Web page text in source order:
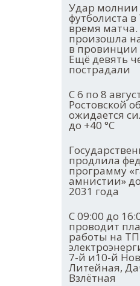
Удар молнии
футболиста
время матча.
произошла
в провинции
Ещё девять
пострадали
С 6 по 8
Ростовской
ожидается
до +40 °С
продлила
программу
амнистии»
2031 года
С 09:00 до
проводит
работы на ТП
7-й и10-й
Литейная,
Взлётная